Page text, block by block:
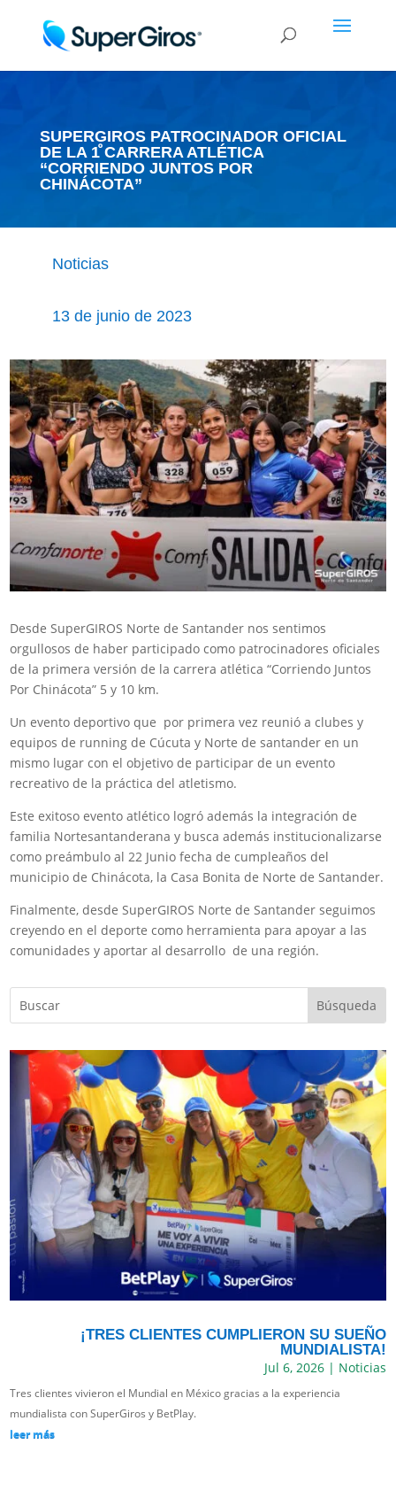
SUPERGIROS PATROCINADOR OFICIAL
DE LA 1ⷪ CARRERA ATLÉTICA
“CORRIENDO JUNTOS POR
CHINÁCOTA”
Noticias
13 de junio de 2023
Desde SuperGIROS Norte de Santander nos sentimos
orgullosos de haber participado como patrocinadores oficiales
de la primera versión de la carrera atlética “Corriendo Juntos
Por Chinácota” 5 y 10 km.
Un evento deportivo que por primera vez reunió a clubes y
equipos de running de Cúcuta y Norte de santander en un
mismo lugar con el objetivo de participar de un evento
recreativo de la práctica del atletismo.
Este exitoso evento atlético logró además la integración de
familia Nortesantanderana y busca además institucionalizarse
como preámbulo al 22 Junio fecha de cumpleaños del
municipio de Chinácota, la Casa Bonita de Norte de Santander.
Finalmente, desde SuperGIROS Norte de Santander seguimos
creyendo en el deporte como herramienta para apoyar a las
comunidades y aportar al desarrollo de una región.
¡TRES CLIENTES CUMPLIERON SU SUEÑO
MUNDIALISTA!
Jul 6, 2026| Noticias
Tres clientes vivieron el Mundial en México gracias a la experiencia
mundialista con SuperGiros y BetPlay.
leer más